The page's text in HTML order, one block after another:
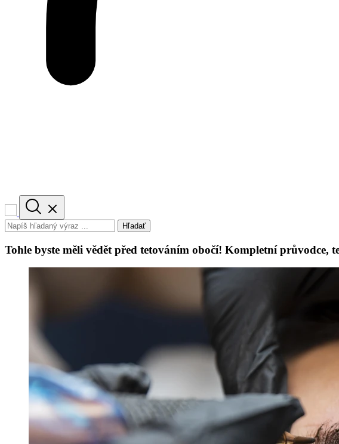
Hľadať
Tohle byste měli vědět před tetováním obočí! Kompletní průvodce,